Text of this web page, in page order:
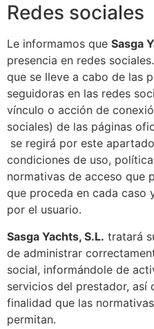
Redes sociales
Le informamos que Sasga
presencia en redes
que se lleve a cabo de las
seguidoras en las redes
vínculo o acción de
sociales) de las páginas
se regirá por este
condiciones de uso,
normativas de acceso que
que proceda en cada caso
por el usuario.
Sasga Yachts, S.L.​​ tratará
de administrar
social, informándole de
servicios del prestador, así
finalidad que las
permitan.